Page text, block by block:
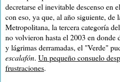
decretarse el inevitable descenso en
con eso, ya que, al año siguiente,
Metropolitana, la tercera categoría
no volvieron hasta el 2003 en donde
y lágrimas derramadas, el "Verde"
escalafón. Un pequeño consuelo
frustraciones.